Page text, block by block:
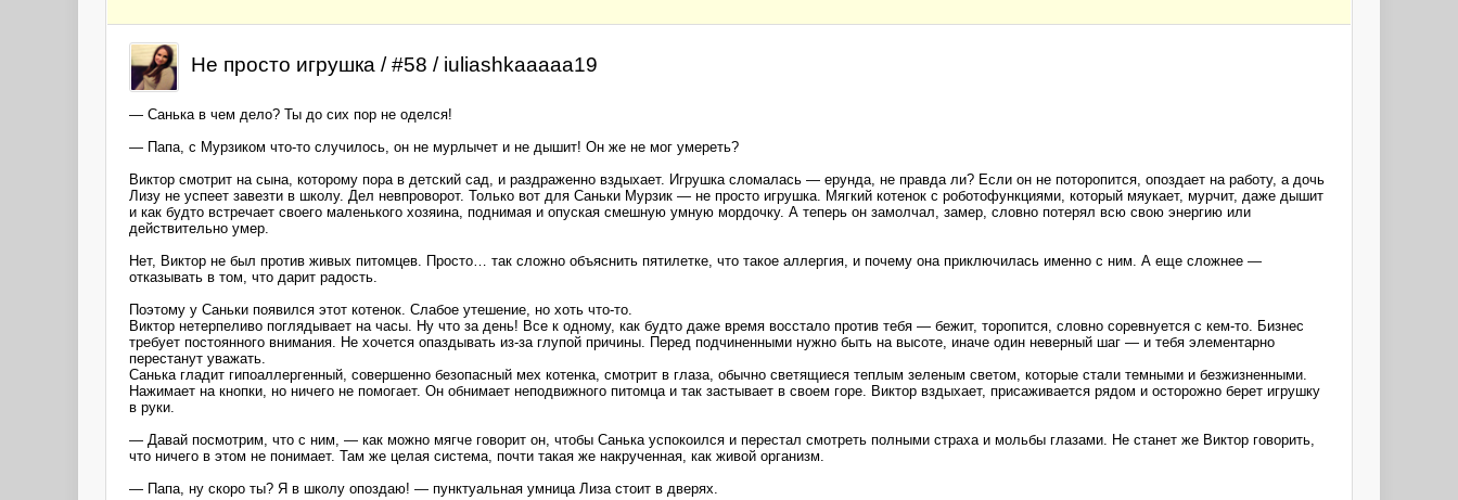
Не просто игрушка / #58 / iuliashkaaaaa19
― Санька в чем дело? Ты до сих пор не оделся!
― Папа, с Мурзиком что-то случилось, он не мурлычет и не дышит! Он же не мог умереть?
Виктор смотрит на сына, которому пора в детский сад, и раздраженно вздыхает. Игрушка сломалась ― ерунда, не правда ли? Если он не поторопится, опоздает на работу, а дочь
Лизу не успеет завезти в школу. Дел невпроворот. Только вот для Саньки Мурзик ― не просто игрушка. Мягкий котенок с роботофункциями, который мяукает, мурчит, даже дышит
и как будто встречает своего маленького хозяина, поднимая и опуская смешную умную мордочку. А теперь он замолчал, замер, словно потерял всю свою энергию или
действительно умер.
Нет, Виктор не был против живых питомцев. Просто… так сложно объяснить пятилетке, что такое аллергия, и почему она приключилась именно с ним. А еще сложнее ―
отказывать в том, что дарит радость.
Поэтому у Саньки появился этот котенок. Слабое утешение, но хоть что-то.
Виктор нетерпеливо поглядывает на часы. Ну что за день! Все к одному, как будто даже время восстало против тебя ― бежит, торопится, словно соревнуется с кем-то. Бизнес
требует постоянного внимания. Не хочется опаздывать из-за глупой причины. Перед подчиненными нужно быть на высоте, иначе один неверный шаг ― и тебя элементарно
перестанут уважать.
Санька гладит гипоаллергенный, совершенно безопасный мех котенка, смотрит в глаза, обычно светящиеся теплым зеленым светом, которые стали темными и безжизненными.
Нажимает на кнопки, но ничего не помогает. Он обнимает неподвижного питомца и так застывает в своем горе. Виктор вздыхает, присаживается рядом и осторожно берет игрушку
в руки.
— Давай посмотрим, что с ним, — как можно мягче говорит он, чтобы Санька успокоился и перестал смотреть полными страха и мольбы глазами. Не станет же Виктор говорить,
что ничего в этом не понимает. Там же целая система, почти такая же накрученная, как живой организм.
― Папа, ну скоро ты? Я в школу опоздаю! ― пунктуальная умница Лиза стоит в дверях.